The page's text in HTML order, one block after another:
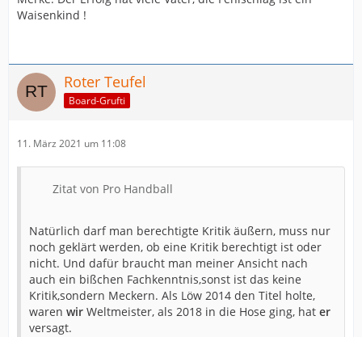
Waisenkind !
Roter Teufel
Board-Grufti
11. März 2021 um 11:08
Zitat von Pro Handball
Natürlich darf man berechtigte Kritik äußern, muss nur
noch geklärt werden, ob eine Kritik berechtigt ist oder
nicht. Und dafür braucht man meiner Ansicht nach
auch ein bißchen Fachkenntnis,sonst ist das keine
Kritik,sondern Meckern. Als Löw 2014 den Titel holte,
waren wir Weltmeister, als 2018 in die Hose ging, hat er
versagt.